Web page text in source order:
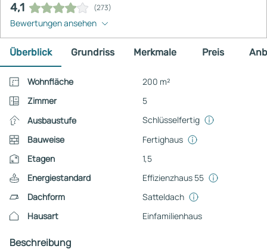
4,1 (273)
Bewertungen ansehen
Überblick Grundriss Merkmale Preis
Wohnfläche
200 m²
Zimmer
5
Ausbaustufe
Schlüsselfertig
Bauweise
Fertighaus
Etagen
1,5
Energiestandard
Effizienzhaus 55
Dachform
Satteldach
Hausart
Einfamilienhaus
Beschreibung